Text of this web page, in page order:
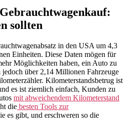
sollten
in den USA um 4,3
Einheiten. Diese Daten mögen für
Möglichkeiten haben, ein Auto zu
über 2,14 Millionen Fahrzeuge
Kilometerstandsbetrug ist
es ist ziemlich einfach, Kunden zu
mit abweichendem Kilometerstand
die besten Tools zur
es gibt, und erschweren so die